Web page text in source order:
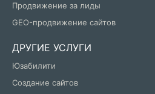
Продвижение за лиды
GEO-продвижение сайтов
ДРУГИЕ УСЛУГИ
Юзабилити
Создание сайтов